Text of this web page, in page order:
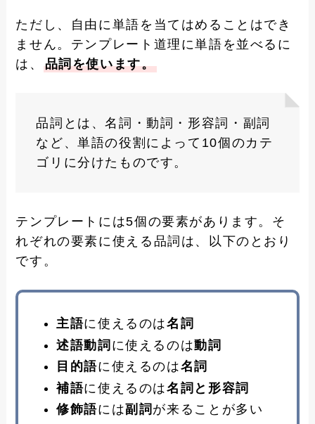
ただし、自由に単語を当てはめることはでき
ません。テンプレート道理に単語を並べるに
は、 品詞を使います。
品詞とは、名詞・動詞・形容詞・副詞
など、単語の役割によって10個のカテ
ゴリに分けたものです。
テンプレートには5個の要素があります。そ
れぞれの要素に使える品詞は、以下のとおり
です。
主語に使えるのは名詞
述語動詞 に使えるのは動詞
目的語に使えるのは名詞
補語に使えるのは名詞 と形容詞
修飾語には副詞 が来ることが多い